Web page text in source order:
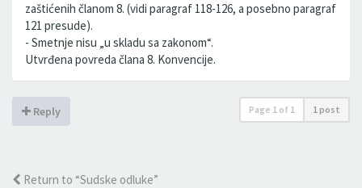
zaštićenih članom 8. (vidi paragraf 118-126, a posebno paragraf
121 presude).
- Smetnje nisu „u skladu sa zakonom“.
Utvrđena povreda člana 8. Konvencije.
Reply Page 1 of 1 1 post
Return to “Sudske odluke”